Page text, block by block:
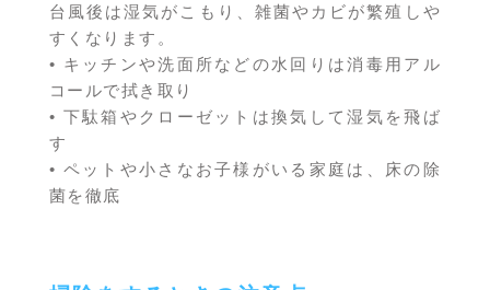
台風後は湿気がこもり、雑菌やカビが繁殖しや
すくなります。
• キッチンや洗面所などの水回りは消毒用アル
コールで拭き取り
• 下駄箱やクローゼットは換気して湿気を飛ば
す
• ペットや小さなお子様がいる家庭は、床の除
菌を徹底